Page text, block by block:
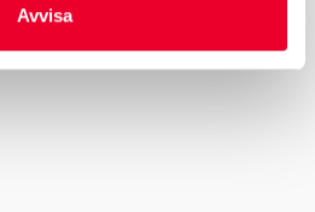
Avvisa